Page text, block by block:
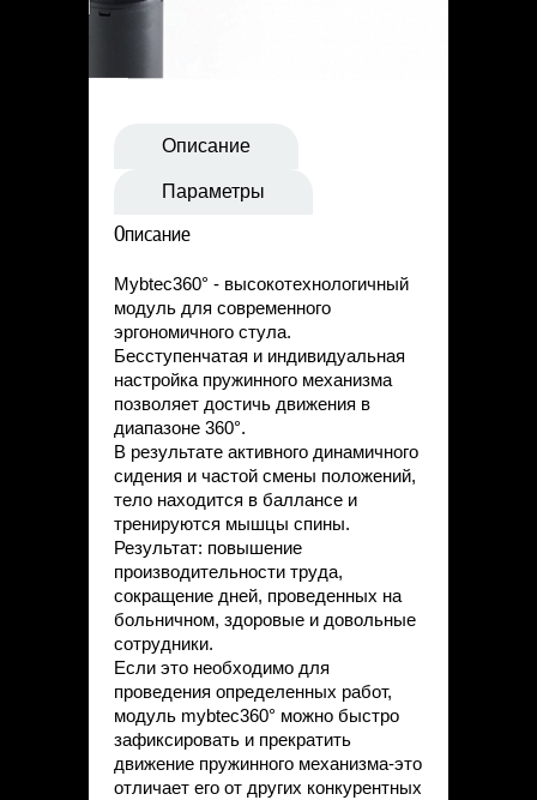
Статьи
Описание
Параметры
Описание
Mybtec360° - высокотехнологичный
модуль для современного
эргономичного стула.
Бесступенчатая и индивидуальная
настройка пружинного механизма
позволяет достичь движения в
диапазоне 360°.
В результате активного динамичного
сидения и частой смены положений,
тело находится в баллансе и
тренируются мышцы спины.
Результат: повышение
производительности труда,
сокращение дней, проведенных на
больничном, здоровые и довольные
сотрудники.
Если это необходимо для
проведения определенных работ,
модуль mybtec360° можно быстро
зафиксировать и прекратить
движение пружинного механизма-это
отличает его от других конкурентных